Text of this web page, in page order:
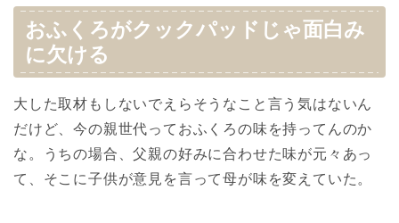
おふくろがクックパッドじゃ面白み
に欠ける
大した取材もしないでえらそうなこと言う気はないん
だけど、今の親世代っておふくろの味を持ってんのか
な。うちの場合、父親の好みに合わせた味が元々あっ
て、そこに子供が意見を言って母が味を変えていた。